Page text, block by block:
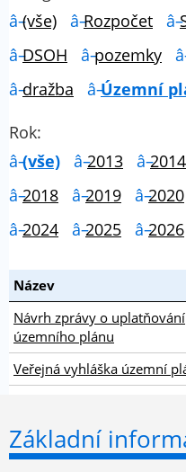
(vše)
Rozpočet
DSOH
pozemky
dražba
Územní
Rok:
(vše)
2013 2014
2018
2019 2020
2024
2025 2026
Název
Návrh zprávy o uplatňování
územního plánu
Veřejná vyhláška územní
Základní